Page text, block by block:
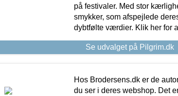
på festivaler. Med stor
smykker, som afspejlede
dybtfølte værdier. Klik her for
Se udvalget på Pilgrim.dk
Hos Brodersens.dk er de
du ser i deres webshop. Det